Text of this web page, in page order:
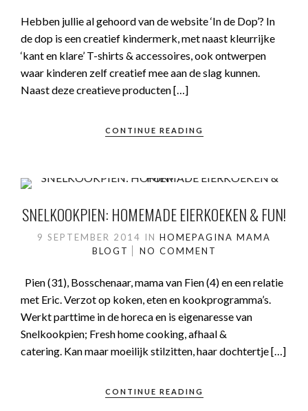
Hebben jullie al gehoord van de website ‘In de Dop’? In
de dop is een creatief kindermerk, met naast kleurrijke
‘kant en klare’ T-shirts & accessoires, ook ontwerpen
waar kinderen zelf creatief mee aan de slag kunnen.
Naast deze creatieve producten […]
CONTINUE READING
SNELKOOKPIEN: HOMEMADE EIERKOEKEN & FUN!
9 SEPTEMBER 2014 IN HOMEPAGINA MAMA
BLOGT
NO COMMENT
Pien (31), Bosschenaar, mama van Fien (4) en een relatie
met Eric. Verzot op koken, eten en kookprogramma’s.
Werkt parttime in de horeca en is eigenaresse van
Snelkookpien; Fresh home cooking, afhaal &
catering. Kan maar moeilijk stilzitten, haar dochtertje […]
CONTINUE READING